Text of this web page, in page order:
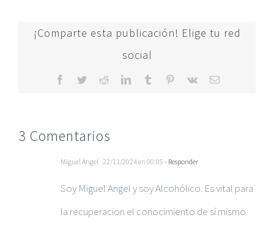
¡Comparte esta publicación! Elige tu red
social
Facebook
TwitterRedditLinkedInTumblr Pinterest
Vk
Correo
3 Comentarios
Miguel Ángel 22/11/2024 en 00:05 - Responder
Soy Miguel Angel y soy Alcohólico. Es vital para
la recuperacion el conocimiento de sí mismo.